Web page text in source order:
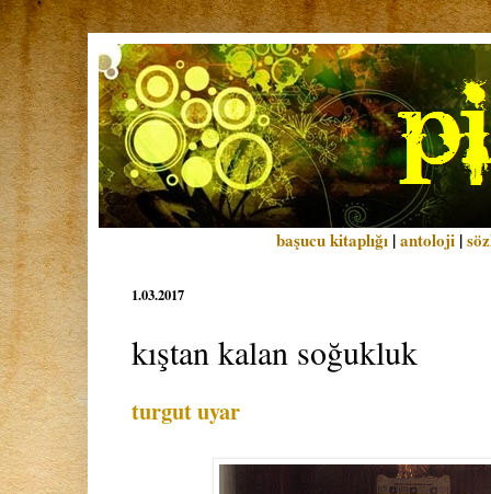
başucu kitaplığı |antoloji |
1.03.2017
kıştan kalan soğukluk
turgut uyar